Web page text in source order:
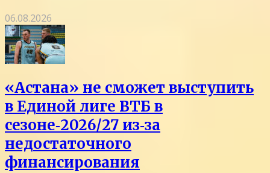
06.08.2026
«Астана» не сможет выступить
в Единой лиге ВТБ в
сезоне‑2026/27 из‑за
недостаточного
финансирования